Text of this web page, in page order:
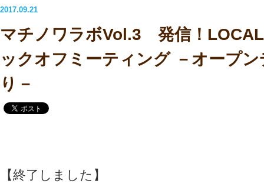
2017.09.21
マチノワラボVol.3 発信！
ックオフミーティング －オープ
り－
【終了しました】